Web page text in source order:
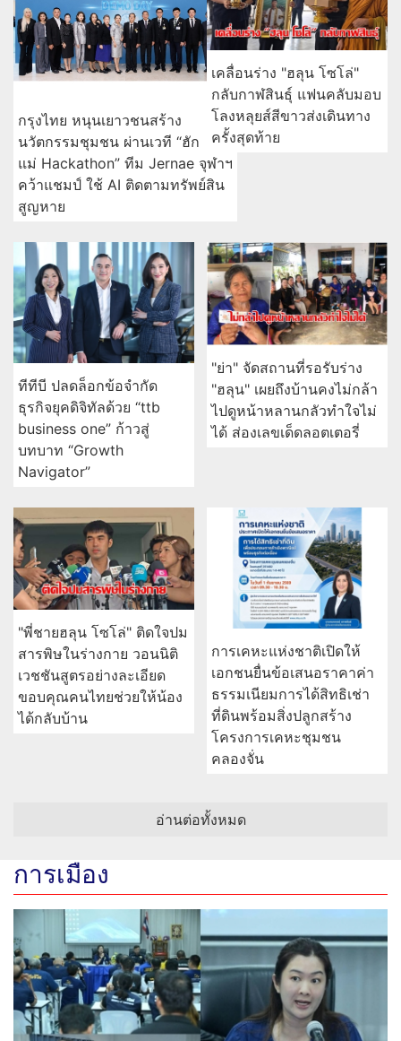
กรุงไทย หนุนเยาวชนสร้าง
นวัตกรรมชุมชน ผ่านเวที “ฮัก
แม่ Hackathon” ทีม Jernae จุฬาฯ
คว้าแชมป์ ใช้ AI ติดตามทรัพย์สิน
สูญหาย
เคลื่อนร่าง "ฮลุน โซโล่"
กลับกาฬสินธุ์ แฟนคลับมอบ
โลงหลุยส์สีขาวส่งเดินทาง
ครั้งสุดท้าย
ทีทีบี ปลดล็อกข้อจำกัด
ธุรกิจยุคดิจิทัลด้วย “ttb
business one” ก้าวสู่
บทบาท “Growth
Navigator”
"ย่า" จัดสถานที่รอรับร่าง
"ฮลุน" เผยถึงบ้านคงไม่กล้า
ไปดูหน้าหลานกลัวทำใจไม่
ได้ ส่องเลขเด็ดลอตเตอรี่
"พี่ชายฮลุน โซโล่" ติดใจปม
สารพิษในร่างกาย วอนนิติ
เวชชันสูตรอย่างละเอียด
ขอบคุณคนไทยช่วยให้น้อง
ได้กลับบ้าน
การเคหะแห่งชาติเปิดให้
เอกชนยื่นข้อเสนอราคาค่า
ธรรมเนียมการได้สิทธิเช่า
ที่ดินพร้อมสิ่งปลูกสร้าง
โครงการเคหะชุมชน
คลองจั่น
อ่านต่อทั้งหมด
การเมือง